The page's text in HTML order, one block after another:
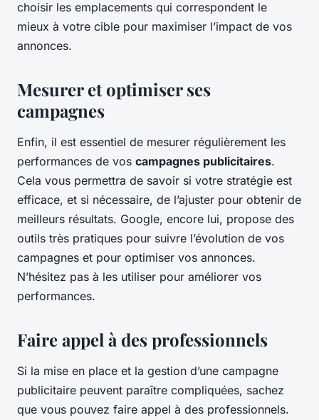
choisir les emplacements qui correspondent le
mieux à votre cible pour maximiser l’impact de vos
annonces.
Mesurer et optimiser ses
campagnes
Enfin, il est essentiel de mesurer régulièrement les
performances de vos campagnes publicitaires.
Cela vous permettra de savoir si votre stratégie est
efficace, et si nécessaire, de l’ajuster pour obtenir de
meilleurs résultats. Google, encore lui, propose des
outils très pratiques pour suivre l’évolution de vos
campagnes et pour optimiser vos annonces.
N’hésitez pas à les utiliser pour améliorer vos
performances.
Faire appel à des professionnels
Si la mise en place et la gestion d’une campagne
publicitaire peuvent paraître compliquées, sachez
que vous pouvez faire appel à des professionnels.